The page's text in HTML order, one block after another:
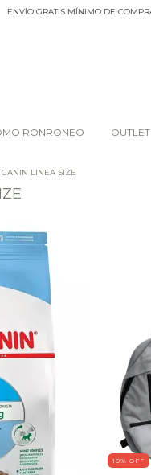
MÍNIMO DE COMPRA $20.000
RONRONEO OUTLET
CANIN LINEA SIZE
10% OFF